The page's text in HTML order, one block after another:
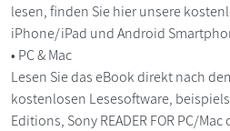
lesen, finden Sie hier unsere
iPhone/iPad und Android
• PC & Mac
Lesen Sie das eBook direkt nach
kostenlosen Lesesoftware,
Editions, Sony READER FOR PC/